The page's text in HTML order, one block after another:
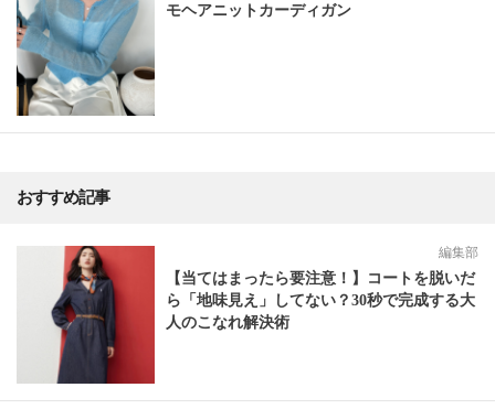
モヘアニットカーディガン
おすすめ記事
編集部
【当てはまったら要注意！】コートを脱いだ
ら「地味見え」してない？30秒で完成する大
人のこなれ解決術